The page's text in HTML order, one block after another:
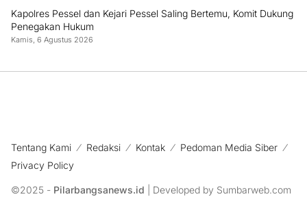
Kapolres Pessel dan Kejari Pessel Saling Bertemu, Komit Dukung
Penegakan Hukum
Kamis, 6 Agustus 2026
Tentang Kami Redaksi Kontak
Pedoman Media Siber
Privacy Policy
©2025 - Pilarbangsanews.id | Developed by Sumbarweb.com